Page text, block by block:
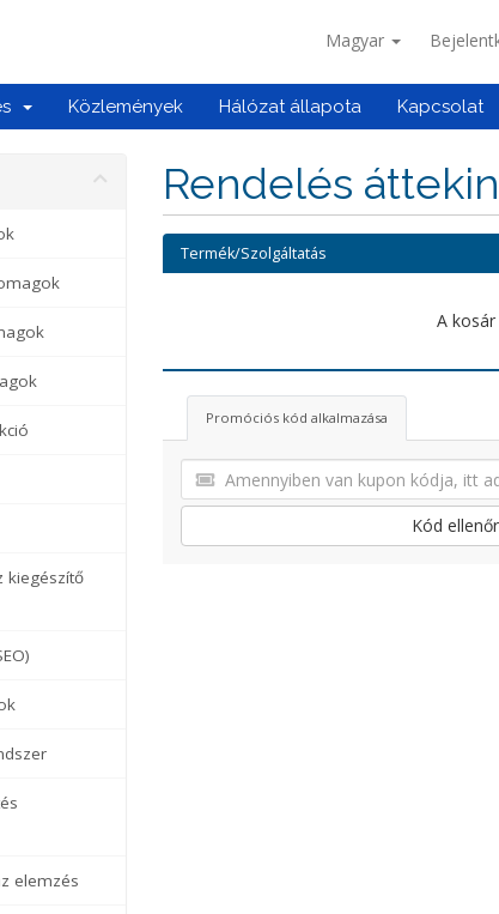
Magyar
Közlemények Hálózat állapota Kapcsolat
kiegészítő
elemzés
Rendelés
Termék/Szolgáltatás
A kosár
Promóciós kód alkalmazása
Kód